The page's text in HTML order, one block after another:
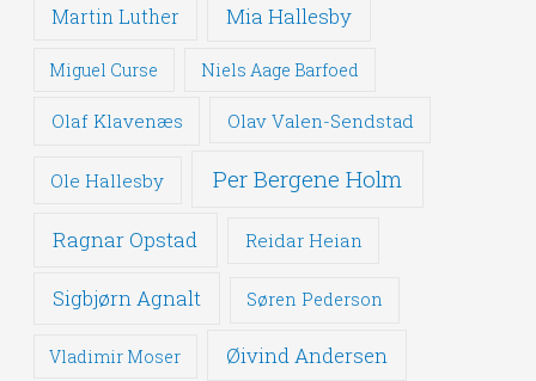
Martin Luther Mia Hallesby
Miguel Curse Niels Aage Barfoed
Olaf Klavenæs Olav Valen-Sendstad
Ole Hallesby Per Bergene Holm
Ragnar Opstad Reidar Heian
Sigbjørn Agnalt Søren Pederson
Vladimir Moser Øivind Andersen